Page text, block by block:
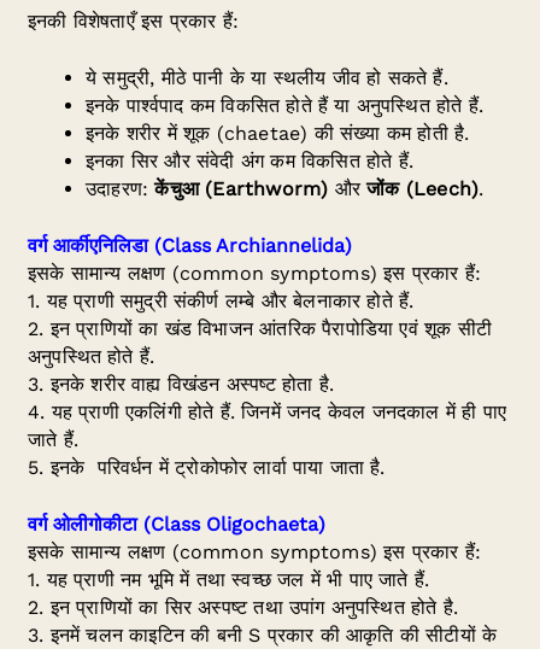
इनकी विशेषताएँ इस प्रकार हैं:
ये समुद्री, मीठे पानी के या स्थलीय जीव हो सकते हैं.
इनके पार्श्वपाद कम विकसित होते हैं या अनुपस्थित होते हैं.
इनके शरीर में शूक (chaetae) की संख्या कम होती है.
इनका सिर और संवेदी अंग कम विकसित होते हैं.
उदाहरण:केंचुआ (Earthworm) औरजोंक (Leech).
वर्ग आर्कीएनिलिडा (Class Archiannelida)
इसके सामान्य लक्षण (common symptoms) इस प्रकार हैं:
1. यह प्राणी समुद्री संकीर्ण लम्बे और बेलनाकार होते हैं.
2. इन प्राणियों का खंड विभाजन आंतरिक पैरापोडिया एवं शूक सीटी
अनुपस्थित होते हैं.
3. इनके शरीर वाह्य विखंडन अस्पष्ट होता है.
4. यह प्राणी एकलिंगी होते हैं. जिनमें जनद केवल जनदकाल में ही पाए
जाते हैं.
5. इनके परिवर्धन में ट्रोकोफोर लार्वा पाया जाता है.
वर्ग ओलीगोकीटा (Class Oligochaeta)
इसके सामान्य लक्षण (common symptoms) इस प्रकार हैं:
1. यह प्राणी नम भूमि में तथा स्वच्छ जल में भी पाए जाते हैं.
2. इन प्राणियों का सिर अस्पष्ट तथा उपांग अनुपस्थित होते है.
3. इनमें चलन काइटिन की बनी S प्रकार की आकृति की सीटीयों के